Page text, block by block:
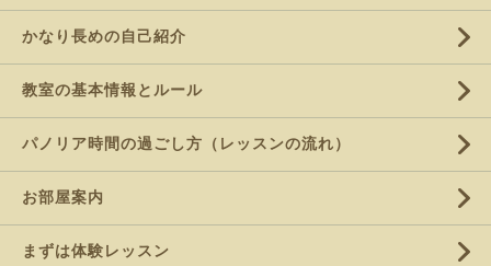
かなり長めの自己紹介
教室の基本情報とルール
パノリア時間の過ごし方（レッスンの流れ）
お部屋案内
まずは体験レッスン